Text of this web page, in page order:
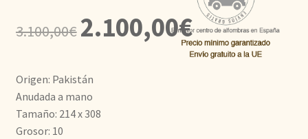
3.100,00€
El
precio
era:
3.100,00€.
2.100,00€El
precio
Origen: Pakistán
Anudada a mano
Tamaño: 214 x 308
Grosor: 10